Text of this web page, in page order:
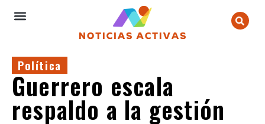
Política
Guerrero escala
respaldo a la gestión